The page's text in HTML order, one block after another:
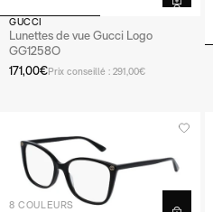
GUCCI
Lunettes de vue Gucci Logo
GG1258O
171,00€Prix conseillé : 291,00€
8 COULEURS